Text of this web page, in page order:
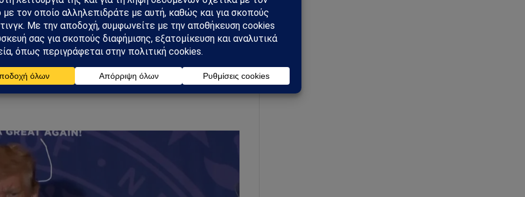
στις πιο συντηρητικές περιοχές της πολιτείας,
περιοχές στις οποίες η Χέιλι προηγούνταν
προς τους Δημοκρατικούς, όπως το
ψήφισε τον Τραμπ “επειδή έκανε πολύ